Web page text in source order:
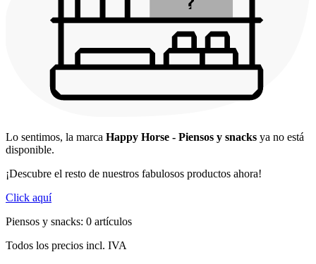
Lo sentimos, la marca Happy Horse - Piensos y snacks ya no está
disponible.
¡Descubre el resto de nuestros fabulosos productos ahora!
Click aquí
Piensos y snacks: 0 artículos
Todos los precios incl. IVA